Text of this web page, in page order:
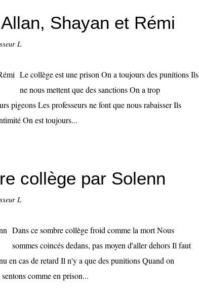
Shayan et Rémi
L
Le collège est une prison On a toujours des punitions Ils
ne nous mettent que des sanctions On a trop
pigeons Les professeurs ne font que nous rabaisser Ils
On est toujours...
collège par Solenn
L
Dans ce sombre collège froid comme la mort Nous
sommes coincés dedans, pas moyen d'aller dehors Il faut
en cas de retard Il n'y a que des punitions Quand on
comme en prison...